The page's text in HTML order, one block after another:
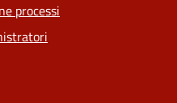
processi